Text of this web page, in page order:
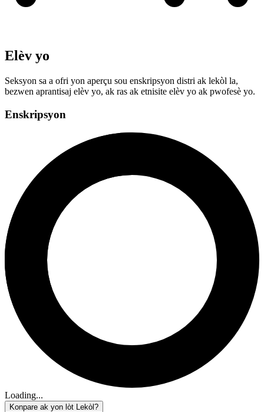
Elèv yo
Seksyon sa a ofri yon aperçu sou enskripsyon distri ak lekòl la,
bezwen aprantisaj elèv yo, ak ras ak etnisite elèv yo ak pwofesè yo.
Enskripsyon
Loading...
Konpare ak yon lòt Lekòl?